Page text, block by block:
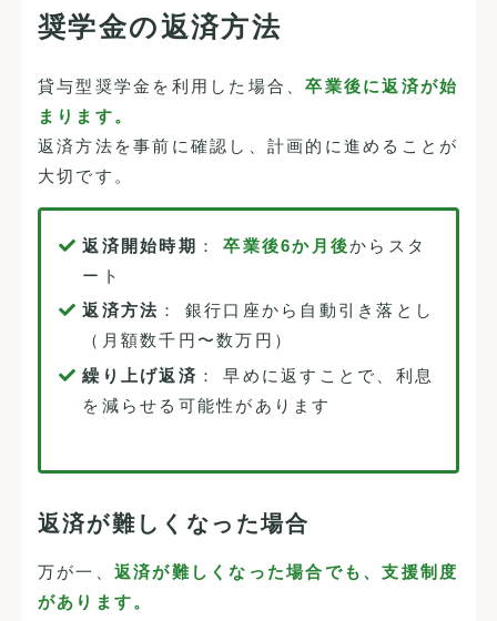
奨学金の返済方法
貸与型奨学金を利用した場合、卒業後に返済が始
まります。
返済方法を事前に確認し、計画的に進めることが
大切です。
返済開始時期 ：卒業後6か月後からスタ
ート
返済方法 ： 銀行口座から自動引き落とし
（月額数千円〜数万円）
繰り上げ返済 ： 早めに返すことで、利息
を減らせる可能性があります
返済が難しくなった場合
万が一、 返済が難しくなった場合でも、支援制度
があります。